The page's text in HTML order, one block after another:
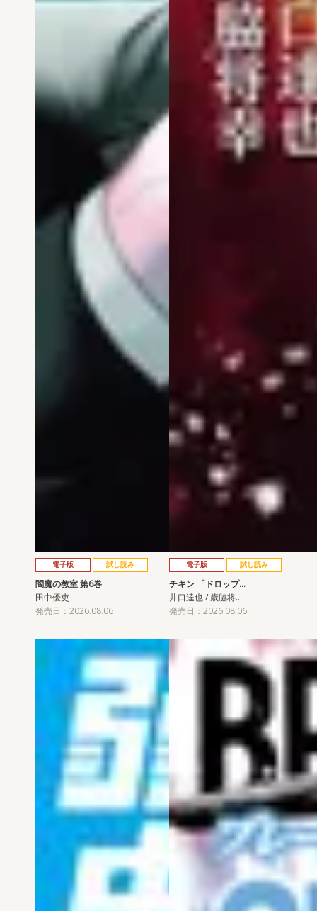
電子版 試し読み
閻魔の教室 第6巻
田中優吏
発売日：2026.08.06
電子版 試し読み
チキン 「ドロップ…
井口達也 / 歳脇将…
発売日：2026.08.06